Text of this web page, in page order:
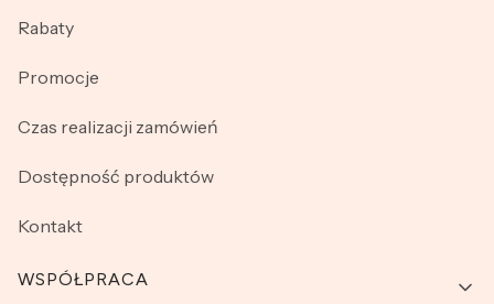
Rabaty
Promocje
Czas realizacji zamówień
Dostępność produktów
Kontakt
WSPÓŁPRACA